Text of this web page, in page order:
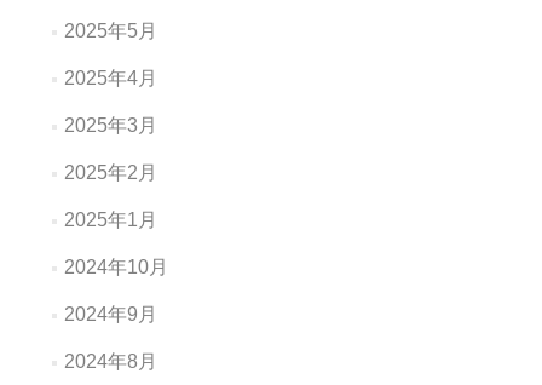
2025年5月
2025年4月
2025年3月
2025年2月
2025年1月
2024年10月
2024年9月
2024年8月